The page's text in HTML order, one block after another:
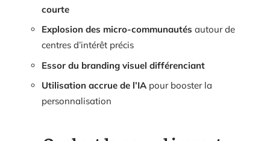
courte
Explosion des micro-communautés autour de
centres d’intérêt précis
Essor du branding visuel différenciant
Utilisation accrue de l’IA pour booster la
personnalisation